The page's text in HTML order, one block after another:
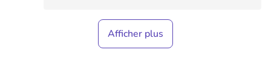
Afficher plus